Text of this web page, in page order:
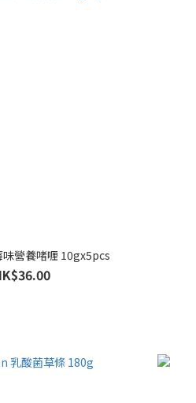
營養啫喱 10gx5pcs